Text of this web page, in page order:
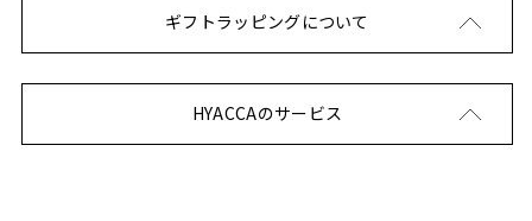
ギフトラッピングについて
HYACCAのサービス